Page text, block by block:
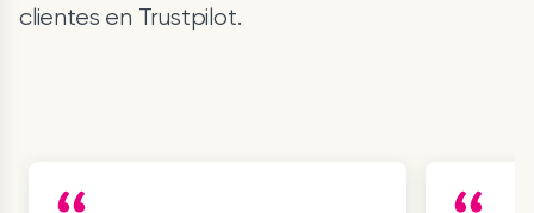
clientes en Trustpilot.